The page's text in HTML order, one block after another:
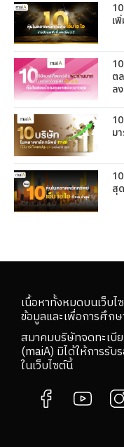
เ
ต
ล
ม
สุด
เนื้อหาทั้งหมดบนเว็บ
ข้อมูลและเพื่อการศึกษ
สมาคมบริษัทจดทะเบี
(maiA) มิได้ให้การรับ
ในเว็บไซต์นี้